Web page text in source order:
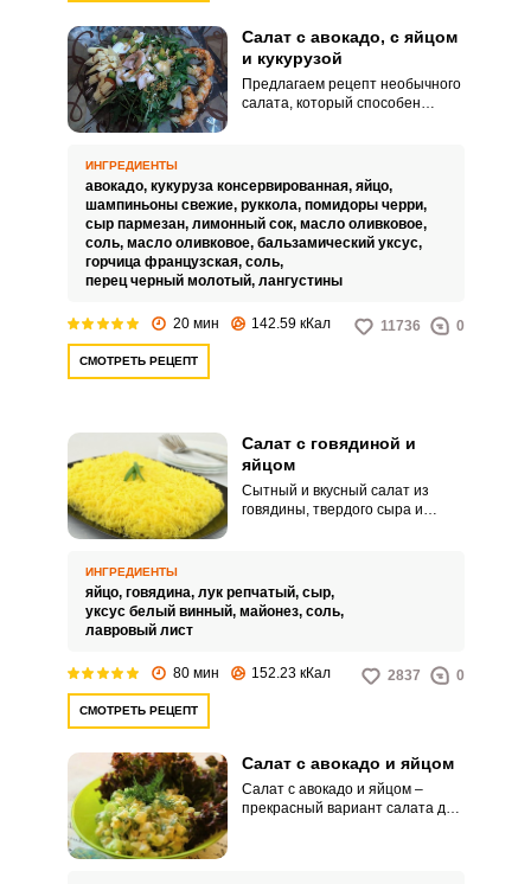
Салат с авокадо, с яйцом
и кукурузой
Предлагаем рецепт необычного
салата, который способен
салат с авокадо, с яйцом и
кукурузой. Шампиньоны в
компании с авокадо и мини
кукурузой формируют очень
удачный тандем.
ИНГРЕДИЕНТЫ
авокадо, кукуруза консервированная, яйцо,
шампиньоны свежие, руккола, помидоры черри,
сыр пармезан, лимонный сок, масло оливковое,
соль, масло оливковое, бальзамический уксус,
горчица французская, соль,
перец черный молотый, лангустины
20 мин 142.59 кКал 11736 0
СМОТРЕТЬ РЕЦЕПТ
Салат с говядиной и
яйцом
Сытный и вкусный салат из
говядины, твердого сыра и
разнообразить повседневное
меню.
ИНГРЕДИЕНТЫ
яйцо, говядина, лук репчатый, сыр,
уксус белый винный, майонез, соль,
лавровый лист
80 мин 152.23 кКал 2837 0
СМОТРЕТЬ РЕЦЕПТ
Салат с авокадо и яйцом
Салат с авокадо и яйцом –
прекрасный вариант салата для
Запомнить меня
ЕЩЕ НЕ ЗАРЕГИСТРИРОВАННЫ?
Забыли пароль?